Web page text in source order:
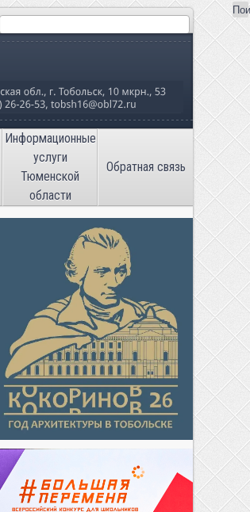
Поиск
Информационные
услуги
Тюменской
области
Обратная связь